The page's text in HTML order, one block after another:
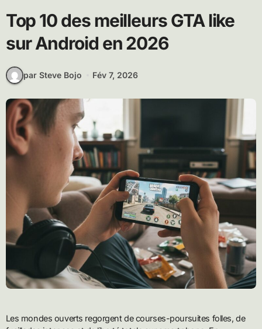
Top 10 des meilleurs GTA like
sur Android en 2026
par Steve Bojo Fév 7, 2026
Les mondes ouverts regorgent de courses-poursuites folles, de